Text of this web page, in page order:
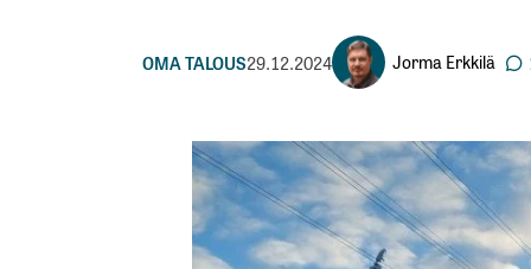
OMA TALOUS29.12.2024 Jorma Erkkilä